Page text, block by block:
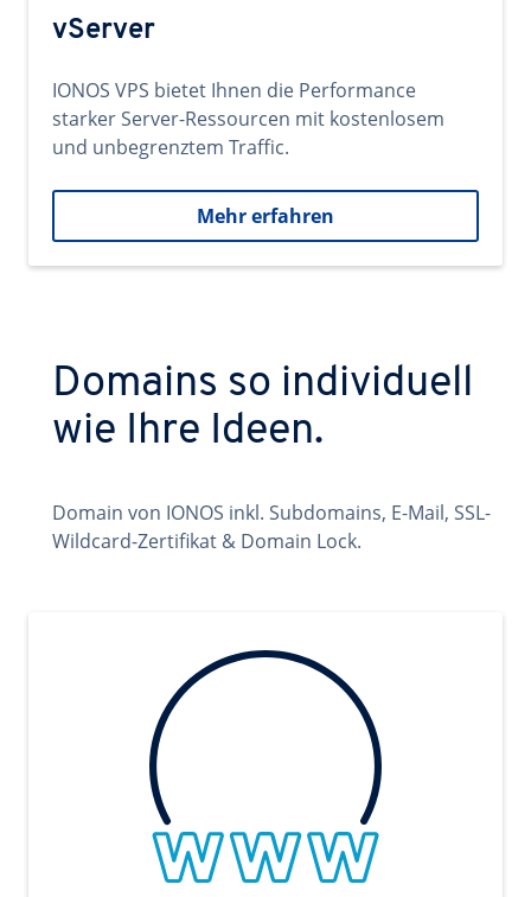
vServer
IONOS VPS bietet Ihnen die Performance
starker Server-Ressourcen mit kostenlosem
und unbegrenztem Traffic.
Mehr erfahren
Domains so individuell
wie Ihre Ideen.
Domain von IONOS inkl. Subdomains, E-Mail, SSL-
Wildcard-Zertifikat & Domain Lock.